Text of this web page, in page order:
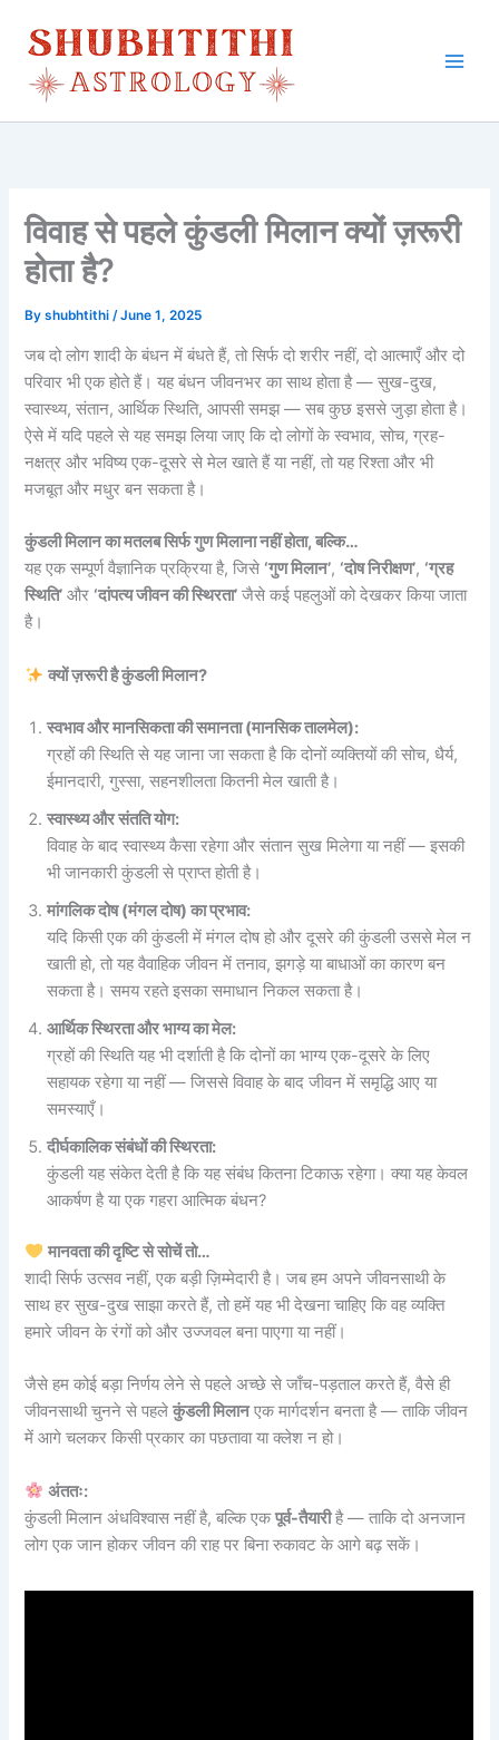
content
विवाह से पहले कुंडली मिलान क्यों ज़रूरी
होता है?
Byshubhtithi/June 1, 2025
जब दो लोग शादी के बंधन में बंधते हैं, तो सिर्फ दो शरीर नहीं, दो आत्माएँ और दो
परिवार भी एक होते हैं। यह बंधन जीवनभर का साथ होता है — सुख-दुख,
स्वास्थ्य, संतान, आर्थिक स्थिति, आपसी समझ — सब कुछ इससे जुड़ा होता है।
ऐसे में यदि पहले से यह समझ लिया जाए कि दो लोगों के स्वभाव, सोच, ग्रह-
नक्षत्र और भविष्य एक-दूसरे से मेल खाते हैं या नहीं, तो यह रिश्ता और भी
मजबूत और मधुर बन सकता है।
कुंडली मिलान का मतलब सिर्फ गुण मिलाना नहीं होता, बल्कि…
यह एक सम्पूर्ण वैज्ञानिक प्रक्रिया है, जिसे ‘गुण मिलान’, ‘दोष निरीक्षण’, ‘ग्रह
स्थिति’ और ‘दांपत्य जीवन की स्थिरता’ जैसे कई पहलुओं को देखकर किया जाता
है।
क्यों ज़रूरी है कुंडली मिलान?
स्वभाव और मानसिकता की समानता (मानसिक तालमेल):
ग्रहों की स्थिति से यह जाना जा सकता है कि दोनों व्यक्तियों की सोच, धैर्य,
ईमानदारी, गुस्सा, सहनशीलता कितनी मेल खाती है।
स्वास्थ्य और संतति योग:
विवाह के बाद स्वास्थ्य कैसा रहेगा और संतान सुख मिलेगा या नहीं — इसकी
भी जानकारी कुंडली से प्राप्त होती है।
मांगलिक दोष (मंगल दोष) का प्रभाव:
यदि किसी एक की कुंडली में मंगल दोष हो और दूसरे की कुंडली उससे मेल न
खाती हो, तो यह वैवाहिक जीवन में तनाव, झगड़े या बाधाओं का कारण बन
सकता है। समय रहते इसका समाधान निकल सकता है।
आर्थिक स्थिरता और भाग्य का मेल:
ग्रहों की स्थिति यह भी दर्शाती है कि दोनों का भाग्य एक-दूसरे के लिए
सहायक रहेगा या नहीं — जिससे विवाह के बाद जीवन में समृद्धि आए या
समस्याएँ।
दीर्घकालिक संबंधों की स्थिरता:
कुंडली यह संकेत देती है कि यह संबंध कितना टिकाऊ रहेगा। क्या यह केवल
आकर्षण है या एक गहरा आत्मिक बंधन?
मानवता की दृष्टि से सोचें तो…
शादी सिर्फ उत्सव नहीं, एक बड़ी ज़िम्मेदारी है। जब हम अपने जीवनसाथी के
साथ हर सुख-दुख साझा करते हैं, तो हमें यह भी देखना चाहिए कि वह व्यक्ति
हमारे जीवन के रंगों को और उज्जवल बना पाएगा या नहीं।
जैसे हम कोई बड़ा निर्णय लेने से पहले अच्छे से जाँच-पड़ताल करते हैं, वैसे ही
जीवनसाथी चुनने से पहलेकुंडली मिलानएक मार्गदर्शन बनता है — ताकि जीवन
में आगे चलकर किसी प्रकार का पछतावा या क्लेश न हो।
अंततः:
कुंडली मिलान अंधविश्वास नहीं है, बल्कि एकपूर्व-तैयारीहै — ताकि दो अनजान
लोग एक जान होकर जीवन की राह पर बिना रुकावट के आगे बढ़ सकें।